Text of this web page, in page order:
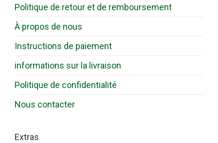
Politique de retour et de remboursement
À propos de nous
Instructions de paiement
informations sur la livraison
Politique de confidentialité
Nous contacter
Extras